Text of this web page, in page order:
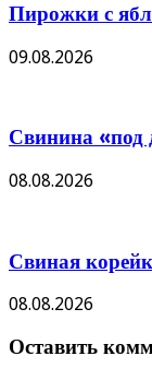
Пирожки с
09.08.2026
Свинина «под
08.08.2026
Свиная
08.08.2026
Оставить